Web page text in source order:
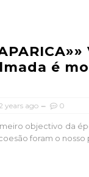
é
years ago 0
objectivo da
foram o nosso